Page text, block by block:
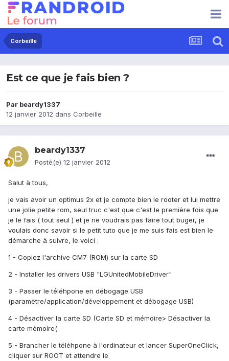
Corbeille
Est ce que je fais bien ?
Par beardy1337
12 janvier 2012 dans Corbeille
beardy1337
Posté(e) 12 janvier 2012
Salut à tous,
je vais avoir un optimus 2x et je compte bien le rooter et lui mettre
une jolie petite rom, seul truc c'est que c'est le première fois que
je le fais ( tout seul ) et je ne voudrais pas faire tout buger, je
voulais donc savoir si le petit tuto que je me suis fais est bien le
démarche à suivre, le voici :
1 - Copiez l'archive CM7 (ROM) sur la carte SD
2 - Installer les drivers USB "LGUnitedMobileDriver"
3 - Passer le téléhpone en débogage USB
(paramètre/application/développement et débogage USB)
4 - Désactiver la carte SD (Carte SD et mémoire> Désactiver la
carte mémoire(
5 - Brancher le téléhpone à l'ordinateur et lancer SuperOneClick,
cliquer sur ROOT et attendre le